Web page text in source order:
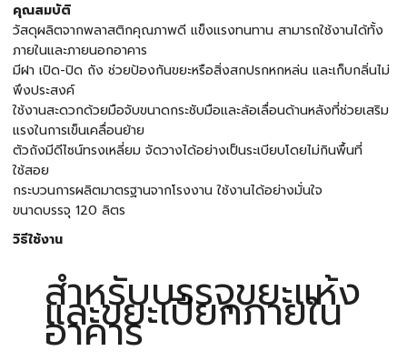
คุณสมบัติ
วัสดุผลิตจากพลาสติกคุณภาพดี แข็งแรงทนทาน สามารถใช้งานได้ทั้ง
ภายในและภายนอกอาคาร
มีฝา เปิด-ปิด ถัง ช่วยป้องกันขยะหรือสิ่งสกปรกหกหล่น และเก็บกลิ่นไม่
พึงประสงค์
ใช้งานสะดวกด้วยมือจับขนาดกระชับมือและล้อเลื่อนด้านหลังที่ช่วยเสริม
แรงในการเข็นเคลื่อนย้าย
ตัวถังมีดีไซน์ทรงเหลี่ยม จัดวางได้อย่างเป็นระเบียบโดยไม่กินพื้นที่
ใช้สอย
กระบวนการผลิตมาตรฐานจากโรงงาน ใช้งานได้อย่างมั่นใจ
ขนาดบรรจุ 120 ลิตร
วิธีใช้งาน
สำหรับบรรจุขยะแห้ง
และขยะเปียกภายใน
อาคาร